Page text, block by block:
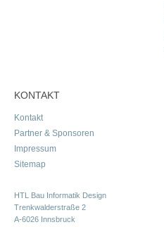
KONTAKT
Kontakt
Partner & Sponsoren
Impressum
Sitemap
HTL Bau Informatik Design
Trenkwalderstraße 2
A-6026 Innsbruck